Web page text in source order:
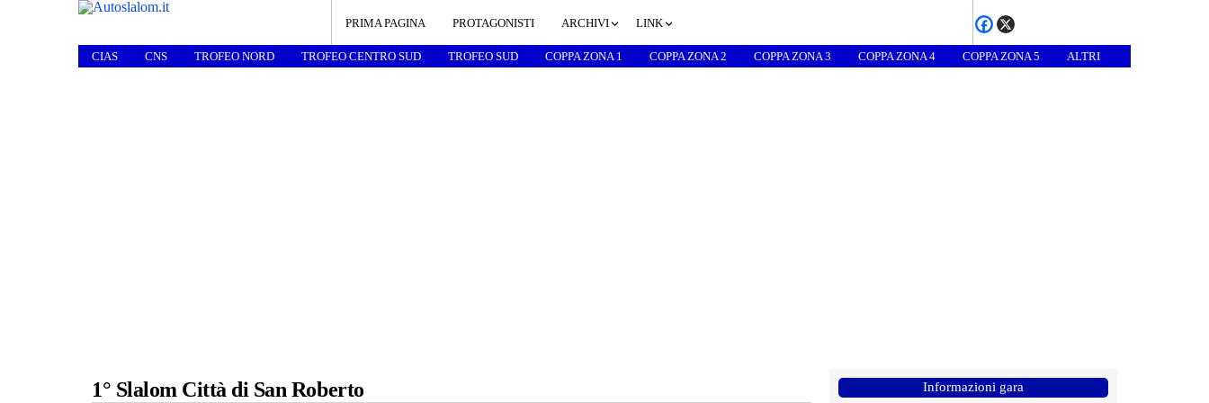
PRIMA PAGINA PROTAGONISTI ARCHIVI LINK
CIAS CNS TROFEO NORD TROFEO CENTRO SUD TROFEO SUD COPPA ZONA 1 COPPA ZONA 2 COPPA ZONA 3 COPPA ZONA 4 COPPA ZONA 5 ALTRI
1° Slalom Città di San Roberto Informazioni gara